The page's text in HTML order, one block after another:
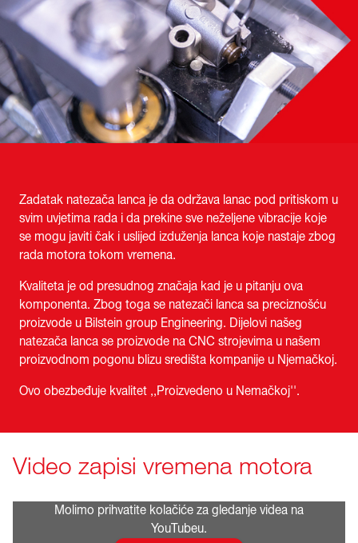
Zadatak natezača lanca je da održava lanac pod pritiskom u
svim uvjetima rada i da prekine sve neželjene vibracije koje
se mogu javiti čak i uslijed izduženja lanca koje nastaje zbog
rada motora tokom vremena.
Kvaliteta je od presudnog značaja kad je u pitanju ova
komponenta. Zbog toga se natezači lanca sa preciznošću
proizvode u Bilstein group Engineering. Dijelovi našeg
natezača lanca se proizvode na CNC strojevima u našem
proizvodnom pogonu blizu središta kompanije u Njemačkoj.
Ovo obezbeđuje kvalitet ,,Proizvedeno u Nemačkoj''.
Video zapisi vremena motora
Molimo prihvatite kolačiće za gledanje videa na
YouTubeu.